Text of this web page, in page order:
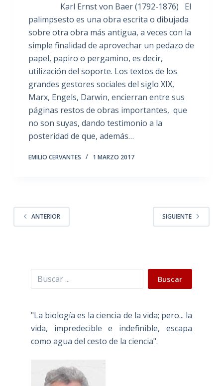
Karl Ernst von Baer (1792-1876) El
palimpsesto es una obra escrita o dibujada
sobre otra obra más antigua, a veces con la
simple finalidad de aprovechar un pedazo de
papel, papiro o pergamino, es decir,
utilización del soporte. Los textos de los
grandes gestores sociales del siglo XIX,
Marx, Engels, Darwin, encierran entre sus
páginas restos de obras importantes, que
no son suyas, dando testimonio a la
posteridad de que, además…
EMILIO CERVANTES 1 MARZO 2017
ANTERIOR SIGUIENTE
Buscar Buscar
"La biología es la ciencia de la vida; pero... la
vida, impredecible e indefinible, escapa
como agua del cesto de la ciencia".